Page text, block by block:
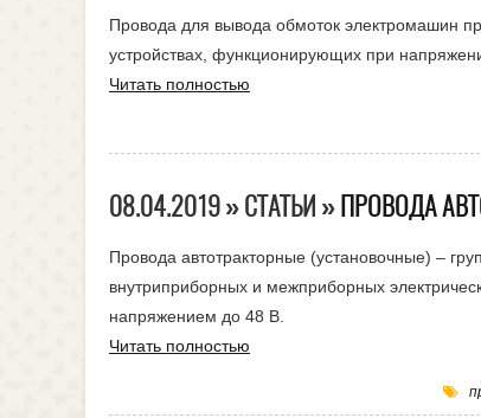
Провода для вывода обмоток электромашин
устройствах, функционирующих при
Читать полностью
08.04.2019 » СТАТЬИ »ПРОВОДА
Провода автотракторные (установочные) –
внутриприборных и межприборных
напряжением до 48 В.
Читать полностью